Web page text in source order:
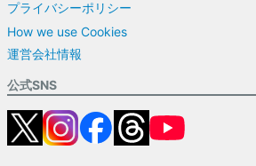
プライバシーポリシー
How we use Cookies
運営会社情報
公式SNS